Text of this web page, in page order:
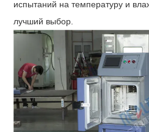
испытаний на температуру и
лучший выбор.